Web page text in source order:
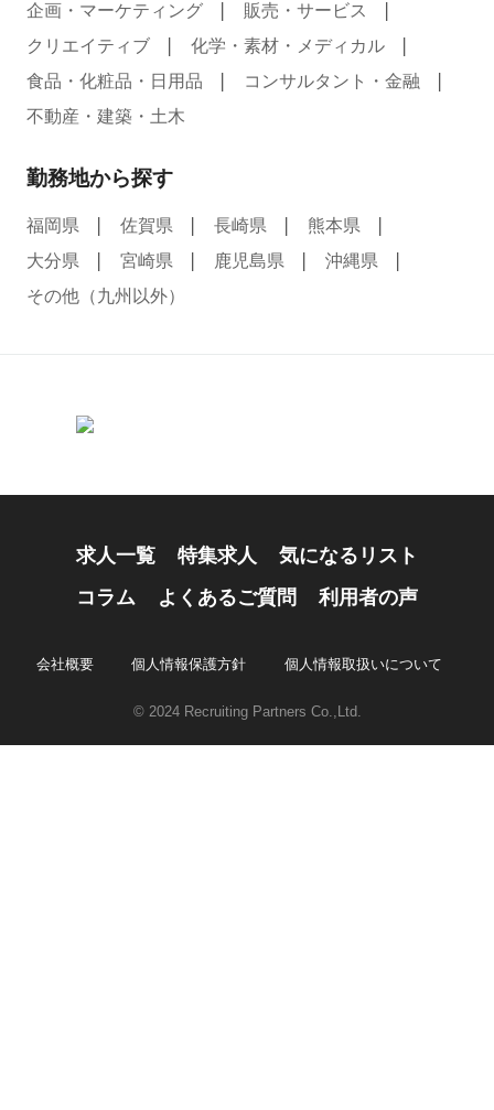
企画・マーケティング
販売・サービス
クリエイティブ
化学・素材・メディカル
食品・化粧品・日用品
コンサルタント・金融
不動産・建築・土木
勤務地から探す
福岡県 佐賀県 長崎県
熊本県
大分県
宮崎県 鹿児島県
沖縄県
その他（九州以外）
求人一覧 特集求人
気になるリスト
コラム
よくあるご質問 利用者の声
会社概要 個人情報保護方針 個人情報取扱いについて
© 2024 Recruiting Partners Co.,Ltd.